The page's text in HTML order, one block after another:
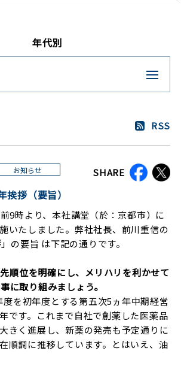
年代別
RSS
お知らせ SHARE
拶（要旨）
9時より、本社講堂（於：京都市）に
いたしました。弊社社長、前川重信の
の要旨 は下記の通りです。
順位を明確にし、メリハリを利かせて
に取り組みましょう。
を初年度とする第五次5ヵ年中期経営
です。これまで自社で創薬した医薬品
きく進展し、新薬の発売も予定通りに
順調に推移しています。とはいえ、油